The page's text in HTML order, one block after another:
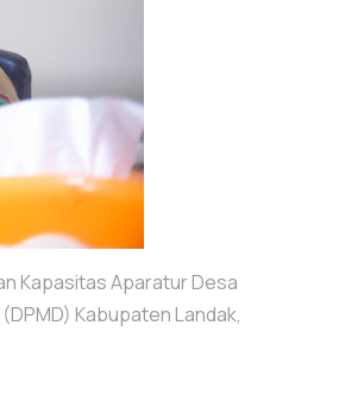
Kapasitas Aparatur Desa
Kabupaten Landak,